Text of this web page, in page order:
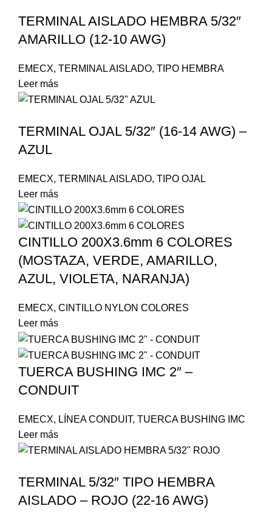
TERMINAL AISLADO HEMBRA 5/32″
AMARILLO (12-10 AWG)
EMECX, TERMINAL AISLADO, TIPO HEMBRA
Leer más
TERMINAL OJAL 5/32″ (16-14 AWG) –
AZUL
EMECX, TERMINAL AISLADO, TIPO OJAL
Leer más
CINTILLO 200X3.6mm 6 COLORES
(MOSTAZA, VERDE, AMARILLO,
AZUL, VIOLETA, NARANJA)
EMECX, CINTILLO NYLON COLORES
Leer más
TUERCA BUSHING IMC 2″ –
CONDUIT
EMECX, LÍNEA CONDUIT, TUERCA BUSHING IMC
Leer más
TERMINAL 5/32″ TIPO HEMBRA
AISLADO – ROJO (22-16 AWG)